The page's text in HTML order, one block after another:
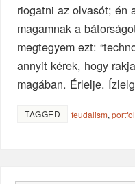
riogatni az olvasót; én
magamnak a
megtegyem ezt:
annyit kérek, hogy
magában. Érlelje.
TAGGED feudalism,